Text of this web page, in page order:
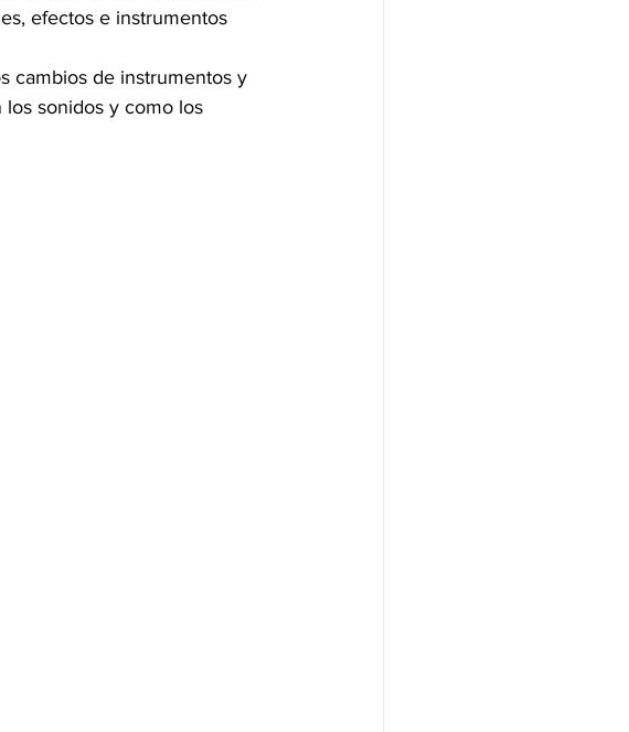
efectos e instrumentos
cambios de instrumentos y
los sonidos y como los